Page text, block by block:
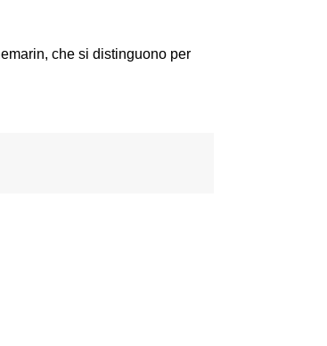
che si distinguono per